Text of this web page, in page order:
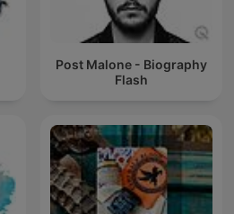
Post Malone - Biography
Flash